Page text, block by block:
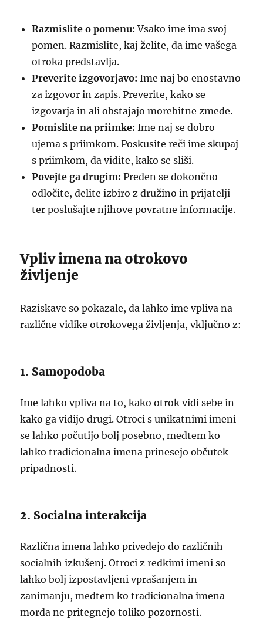
Razmislite o pomenu: Vsako ime ima svoj
pomen. Razmislite, kaj želite, da ime vašega
otroka predstavlja.
Preverite izgovorjavo: Ime naj bo enostavno
za izgovor in zapis. Preverite, kako se
izgovarja in ali obstajajo morebitne zmede.
Pomislite na priimke: Ime naj se dobro
ujema s priimkom. Poskusite reči ime skupaj
s priimkom, da vidite, kako se sliši.
Povejte ga drugim: Preden se dokončno
odločite, delite izbiro z družino in prijatelji
ter poslušajte njihove povratne informacije.
Vpliv imena na otrokovo
življenje
Raziskave so pokazale, da lahko ime vpliva na
različne vidike otrokovega življenja, vključno z:
1. Samopodoba
Ime lahko vpliva na to, kako otrok vidi sebe in
kako ga vidijo drugi. Otroci s unikatnimi imeni
se lahko počutijo bolj posebno, medtem ko
lahko tradicionalna imena prinesejo občutek
pripadnosti.
2. Socialna interakcija
Različna imena lahko privedejo do različnih
socialnih izkušenj. Otroci z redkimi imeni so
lahko bolj izpostavljeni vprašanjem in
zanimanju, medtem ko tradicionalna imena
morda ne pritegnejo toliko pozornosti.